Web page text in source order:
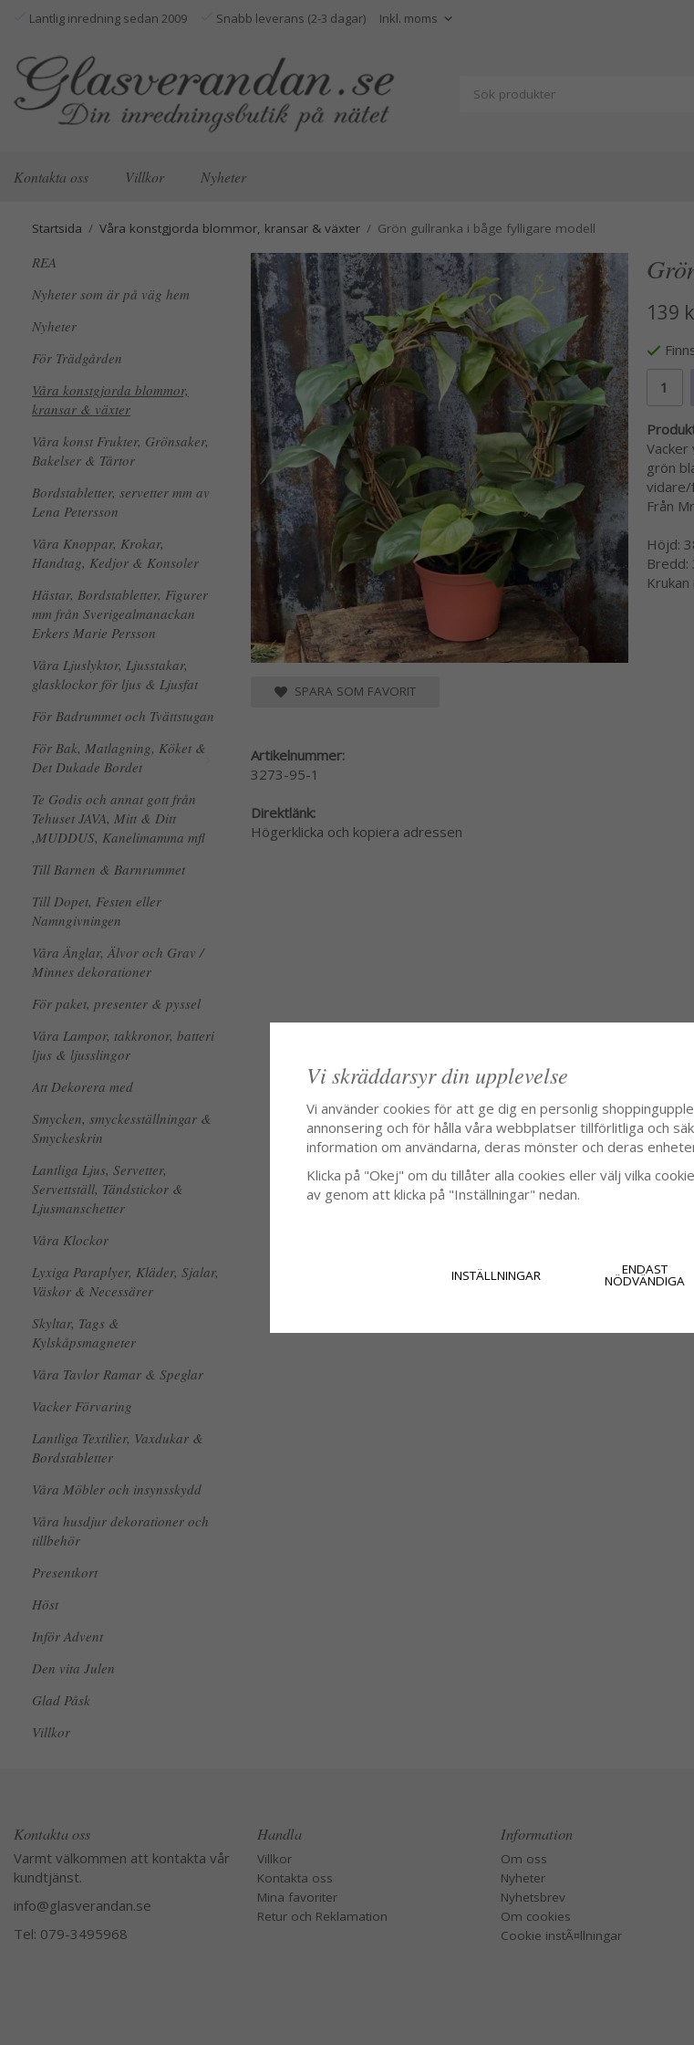
Lantlig inredning sedan 2009 Snabb leverans (2-3 dagar)
Kontakta oss Villkor Nyheter
Startsida / Våra konstgjorda blommor, kransar & växter / Grön gullranka i båge fylligare modell
REA
Nyheter som är på väg hem
Nyheter
För Trädgården
Våra konstgjorda blommor,
kransar & växter
Våra konst Frukter, Grönsaker,
Bakelser & Tårtor
Bordstabletter, servetter mm av
Lena Petersson
Våra Knoppar, Krokar,
Handtag, Kedjor & Konsoler
Hästar, Bordstabletter, Figurer
mm från Sverigealmanackan
Erkers Marie Persson
Våra Ljuslyktor, Ljusstakar,
glasklockor för ljus & Ljusfat
För Badrummet och Tvättstugan
För Bak, Matlagning, Köket &
Det Dukade Bordet
Te Godis och annat gott från
Tehuset JAVA, Mitt & Ditt
,MUDDUS, Kanelimamma mfl
Till Barnen & Barnrummet
Till Dopet, Festen eller
Namngivningen
Våra Änglar, Älvor och Grav /
Minnes dekorationer
För paket, presenter & pyssel
Våra Lampor, takkronor, batteri
ljus & ljusslingor
Att Dekorera med
Smycken, smyckesställningar &
Smyckeskrin
Lantliga Ljus, Servetter,
Servettställ, Tändstickor &
Ljusmanschetter
Våra Klockor
Lyxiga Paraplyer, Kläder, Sjalar,
Väskor & Necessärer
Skyltar, Tags &
Kylskåpsmagneter
Våra Tavlor Ramar & Speglar
Vacker Förvaring
Lantliga Textilier, Vaxdukar &
Bordstabletter
Våra Möbler och insynsskydd
Våra husdjur dekorationer och
tillbehör
Presentkort
Höst
Inför Advent
Den vita Julen
Glad Påsk
Villkor
139
grön
vidare/
Från
Höjd:
Bredd:
SPARA SOM FAVORIT
Artikelnummer:
3273-95-1
Direktlänk:
Högerklicka och kopiera adressen
Kontakta oss
Varmt välkommen att kontakta vår
kundtjänst.
info@glasverandan.se
Tel: 079-3495968
Handla
Villkor
Kontakta oss
Mina favoriter
Retur och Reklamation
Information
Om oss
Nyheter
Nyhetsbrev
Om cookies
Cookie instÃ¤llningar
Vi skräddarsyr din upplevelse
Vi använder cookies för att ge dig en personlig
annonsering och för hålla våra webbplatser tillförlitliga och
information om användarna, deras mönster och deras
Klicka på "Okej" om du tillåter alla cookies eller välj vilka
av genom att klicka på "Inställningar" nedan.
INSTÄLLNINGAR ENDAST
NÖDVÄNDIGA